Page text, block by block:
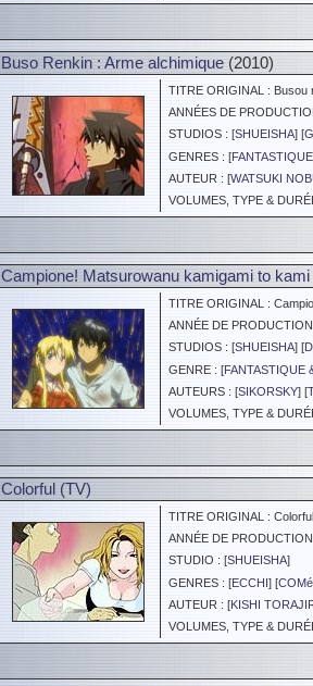
Buso Renkin : Arme alchimique (2010)
TITRE ORIGINAL : Busou
ANNÉES DE
STUDIOS : [SHUEISHA] [
GENRES : [
AUTEUR : [WATSUKI
VOLUMES, TYPE &
Campione! Matsurowanu kamigami to
TITRE ORIGINAL :
ANNÉE DE
STUDIOS : [SHUEISHA] [
GENRE : [FANTASTIQUE
AUTEURS : [SIKORSKY] [
VOLUMES, TYPE &
Colorful (TV)
TITRE ORIGINAL : Colorful
ANNÉE DE
STUDIO : [SHUEISHA]
GENRES : [ECCHI] [
AUTEUR : [KISHI
VOLUMES, TYPE &